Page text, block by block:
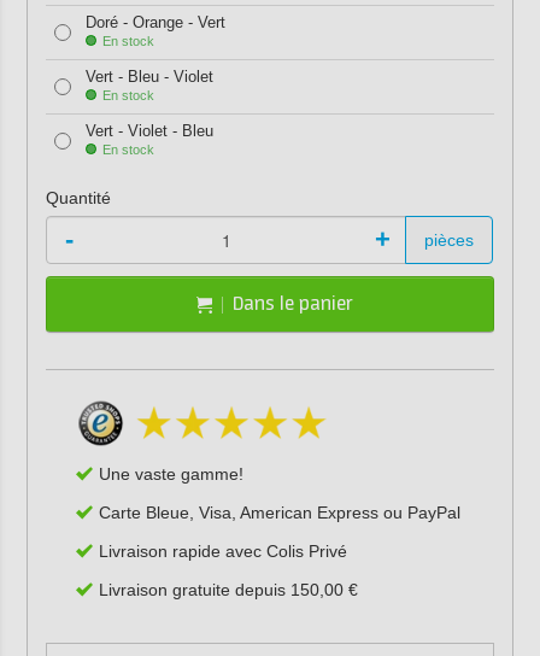
Doré - Orange - Vert
En stock
Vert - Bleu - Violet
En stock
Vert - Violet - Bleu
En stock
Quantité
- + pièces
Dans le panier
Une vaste gamme!
Carte Bleue, Visa, American Express ou PayPal
Livraison rapide avec Colis Privé
Livraison gratuite depuis 150,00 €